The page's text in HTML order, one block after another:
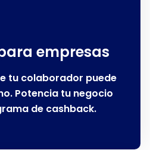
empresas
tu colaborador puede
Potencia tu negocio
de cashback.